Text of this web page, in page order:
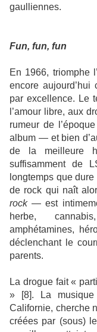
gaulliennes.
Fun, fun, fun
En 1966, triomphe
encore aujourd’hui
par excellence. Le
l’amour libre, aux
rumeur de
album — et bien
de la meilleure
suffisamment de
longtemps que
de rock qui naît
rock— est
herbe,
amphétamines,
déclenchant le
parents.
La drogue fait «
» [8]. La musique
Californie, cherche
créées par (sous)